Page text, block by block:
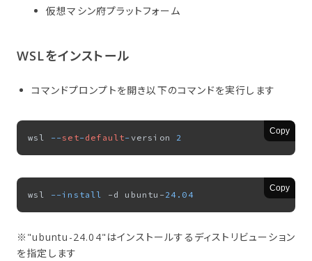
仮想マシン府プラットフォーム
WSLを​インストール
コマンドプロンプトを開き以下のコマンドを実行します
Copy
wsl --set-default-version 2
Copy
wsl --install -d ubuntu-24.04
※"ubuntu-24.04"はインストールするディストリビューション
を指定します